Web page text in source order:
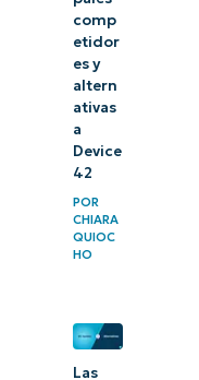
comp
etidor
es y
altern
ativas
a
Device
42
POR
CHIARA
QUIOC
HO
Las